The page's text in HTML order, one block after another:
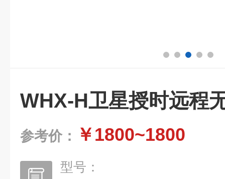
WHX-H卫星授时远程
参考价： ￥1800~1800
型号：